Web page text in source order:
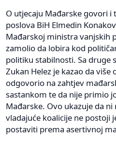
O utjecaju Mađarske govori i
poslova BiH Elmedin
Mađarskoj ministra vanjskih
zamolio da lobira kod
politiku stabilnosti. Sa druge
Zukan Helez je kazao da više
odgovorio na zahtjev
sastankom te da nije primio
Mađarske. Ovo ukazuje da
vladajuće koalicije ne postoji
postaviti prema asertivnoj